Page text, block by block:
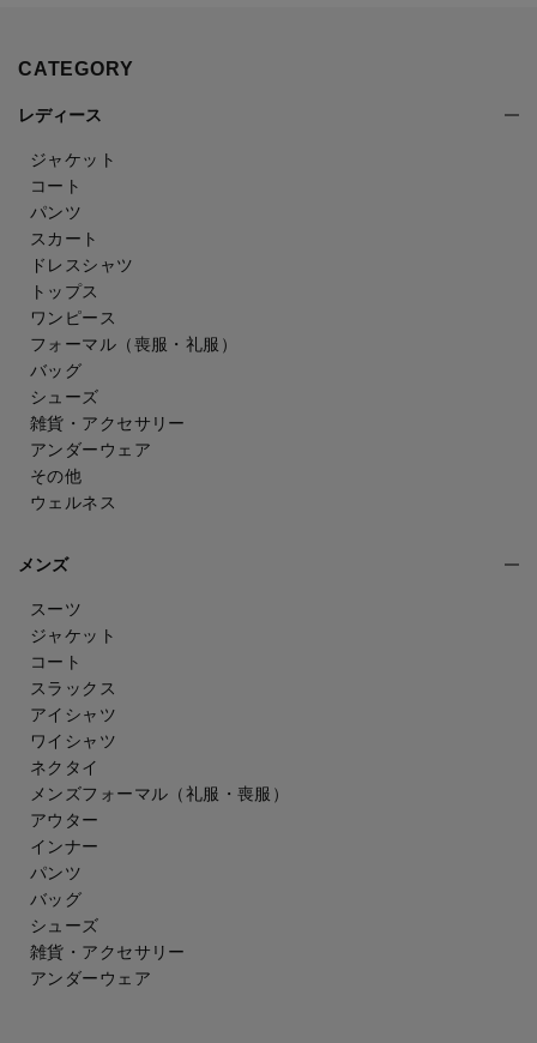
CATEGORY
レディース
ジャケット
コート
パンツ
スカート
ドレスシャツ
トップス
ワンピース
フォーマル（喪服・礼服）
バッグ
シューズ
雑貨・アクセサリー
アンダーウェア
その他
ウェルネス
メンズ
スーツ
ジャケット
コート
スラックス
アイシャツ
ワイシャツ
ネクタイ
メンズフォーマル （礼服・喪服）
アウター
インナー
パンツ
バッグ
シューズ
雑貨・アクセサリー
アンダーウェア